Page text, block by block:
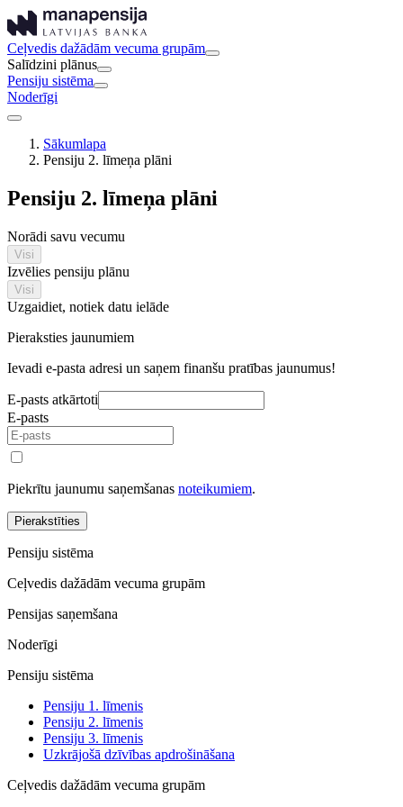
Ceļvedis dažādām vecuma grupām
Salīdzini plānus
Pensiju sistēma
Noderīgi
Sākumlapa
Pensiju 2. līmeņa plāni
Pensiju 2. līmeņa plāni
Norādi savu vecumu
Visi
Izvēlies pensiju plānu
Visi
Uzgaidiet, notiek datu ielāde
Pieraksties jaunumiem
Ievadi e-pasta adresi un saņem finanšu pratības jaunumus!
E-pasts atkārtoti
E-pasts
Piekrītu jaunumu saņemšanas noteikumiem.
Pierakstīties
Pensiju sistēma
Ceļvedis dažādām vecuma grupām
Pensijas saņemšana
Noderīgi
Pensiju sistēma
Pensiju 1. līmenis
Pensiju 2. līmenis
Pensiju 3. līmenis
Uzkrājošā dzīvības apdrošināšana
Ceļvedis dažādām vecuma grupām